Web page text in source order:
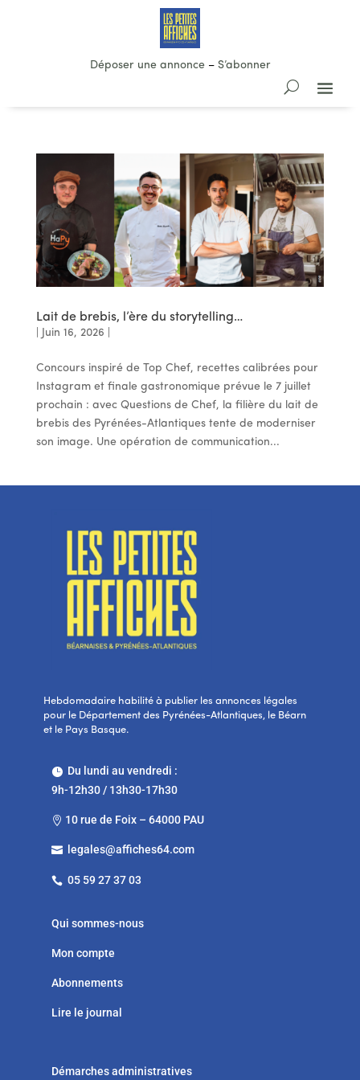
Déposer une annonce– S’abonner
Lait de brebis, l’ère du storytelling…
Juin 16, 2026
Concours inspiré de Top Chef, recettes calibrées pour
Instagram et finale gastronomique prévue le 7 juillet
prochain : avec Questions de Chef, la filière du lait de
brebis des Pyrénées-Atlantiques tente de moderniser
son image. Une opération de communication...
Hebdomadaire habilité à publier les annonces légales
pour le Département des Pyrénées-Atlantiques, le Béarn
et le Pays Basque.
Du lundi au vendredi :
9h-12h30 / 13h30-17h30
 10 rue de Foix – 64000 PAU
 legales@affiches64.com
 05 59 27 37 03
Qui sommes-nous
Mon compte
Abonnements
Lire le journal
Démarches administratives